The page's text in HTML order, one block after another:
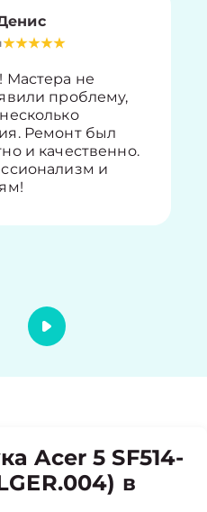
Мастера не
проблему,
Ремонт был
и качественно.
и
Acer 5 SF514-
в